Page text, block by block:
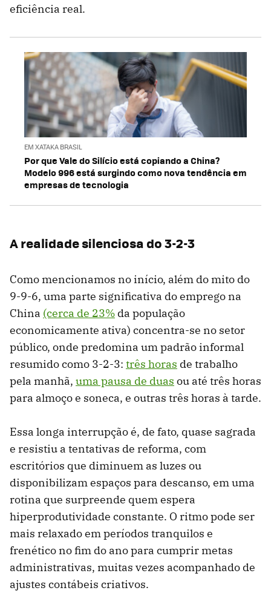
eficiência real.
EM XATAKA BRASIL
Por que Vale do Silício está copiando a China?
Modelo 996 está surgindo como nova tendência em
empresas de tecnologia
A realidade silenciosa do 3-2-3
Como mencionamos no início, além do mito do
9-9-6, uma parte significativa do emprego na
China (cerca de 23% da população
economicamente ativa) concentra-se no setor
público, onde predomina um padrão informal
resumido como 3-2-3: três horas de trabalho
pela manhã, uma pausa de duas ou até três horas
para almoço e soneca, e outras três horas à tarde.
Essa longa interrupção é, de fato, quase sagrada
e resistiu a tentativas de reforma, com
escritórios que diminuem as luzes ou
disponibilizam espaços para descanso, em uma
rotina que surpreende quem espera
hiperprodutividade constante. O ritmo pode ser
mais relaxado em períodos tranquilos e
frenético no fim do ano para cumprir metas
administrativas, muitas vezes acompanhado de
ajustes contábeis criativos.